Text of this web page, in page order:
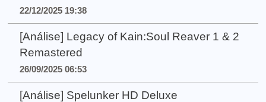
22/12/2025 19:38
[Análise] Legacy of Kain:Soul Reaver 1 & 2
Remastered
26/09/2025 06:53
[Análise] Spelunker HD Deluxe